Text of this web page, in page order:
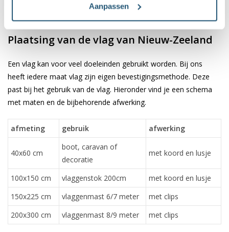
Aanpassen
✓ verkrijgbaar in de meest voorkomende formaten
✓ scherpe bedrukking en heldere kleuren
Plaatsing van de vlag van Nieuw-Zeeland
Een vlag kan voor veel doeleinden gebruikt worden. Bij ons
heeft iedere maat vlag zijn eigen bevestigingsmethode. Deze
past bij het gebruik van de vlag. Hieronder vind je een schema
met maten en de bijbehorende afwerking.
afmeting gebruik afwerking
40x60 cm
boot, caravan of
decoratie
met koord en lusje
100x150 cm vlaggenstok 200cm
met koord en lusje
150x225 cm
vlaggenmast 6/7 meter
met clips
200x300 cm
vlaggenmast 8/9 meter met clips